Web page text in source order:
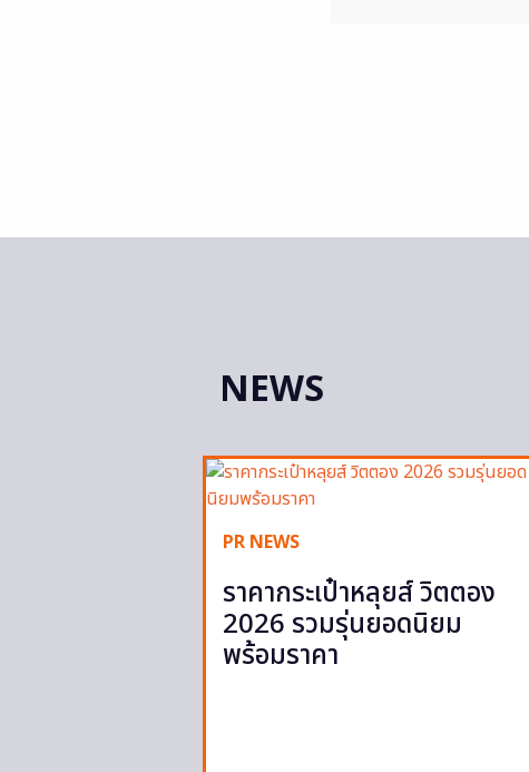
NEWS
PR NEWS
ราคากระเป๋าหลุยส์ วิตตอง
2026 รวมรุ่นยอดนิยม
พร้อมราคา